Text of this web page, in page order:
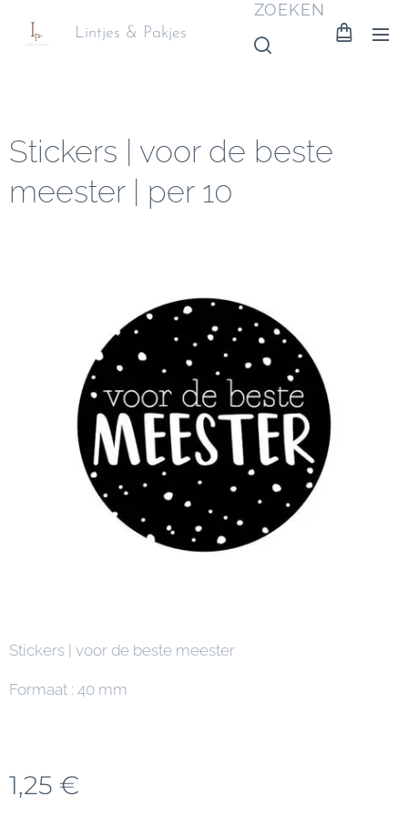
Lintjes & Pakjes
ZOEKEN
Stickers | voor de beste
meester | per 10
Stickers | voor de beste meester
Formaat : 40 mm
1,25 €